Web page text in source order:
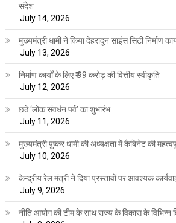
संदेश
July 14, 2026
मुख्यमंत्री धामी ने किया देहरादून साइंस सिटी निर्माण
July 13, 2026
निर्माण कार्यों के लिए ₹ 99 करोड़ की वित्तीय स्वीकृति
July 12, 2026
छठे ‘लोक संवर्धन पर्व’ का शुभारंभ
July 11, 2026
मुख्यमंत्री पुष्कर धामी की अध्यक्षता में कैबिनेट की
July 10, 2026
केन्द्रीय रेल मंत्री ने दिया प्रस्तावों पर आवश्यक
July 9, 2026
नीति आयोग की टीम के साथ राज्य के विकास के विभिन्न